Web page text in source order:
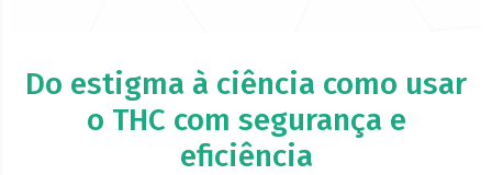
Do estigma à ciência como usar
o THC com segurança e
eficiência